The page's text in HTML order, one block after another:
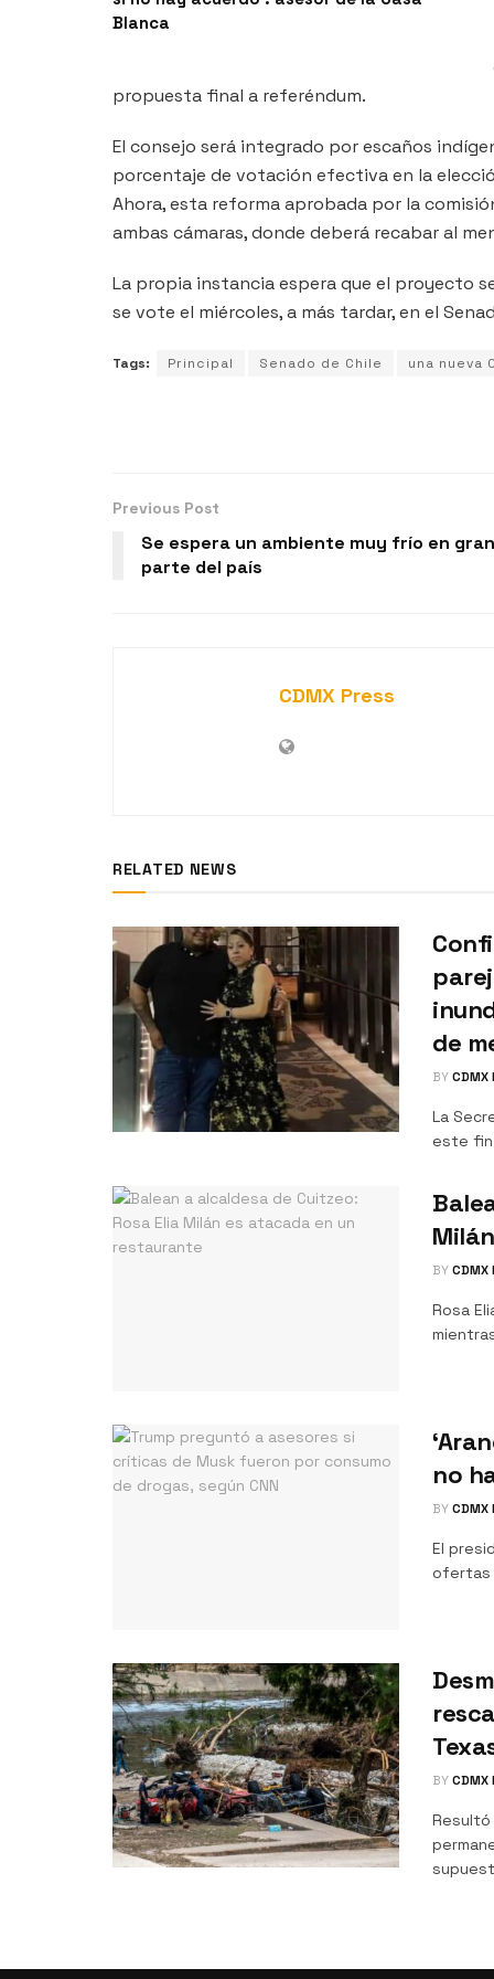
Blanca
propuesta final a referéndum.
El consejo será integrado por escaños
porcentaje de votación efectiva en la
Ahora, esta reforma aprobada por la
ambas cámaras, donde deberá recabar al
La propia instancia espera que el proyecto
se vote el miércoles, a más tardar, en el
Tags: Principal Senado de Chile una nueva
Previous Post
Se espera un ambiente muy frío en gran
parte del país
CDMX Press
RELATED NEWS
de
BY CDMX
La
este fin
BY CDMX
Rosa
no
BY CDMX
El
ofertas
BY CDMX